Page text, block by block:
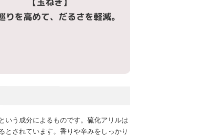
りを高めて、だるさを軽減。
いう成分によるものです。硫化アリルは
とされています。香りや辛みをしっかり